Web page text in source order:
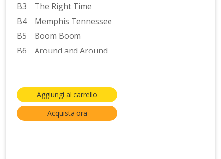
B3 The Right Time
B4 Memphis Tennessee
B5 Boom Boom
B6 Around and Around
Aggiungi al carrello
Acquista ora